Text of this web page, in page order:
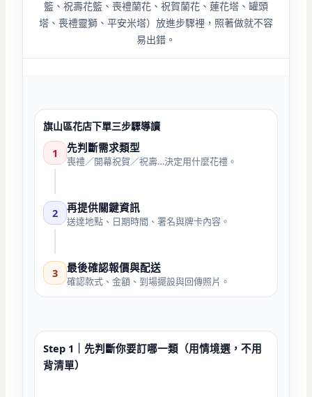
籃、祝壽花籃、喪禮蘭花、祝賀蘭花、蓮花塔、罐頭
塔、喪禮靈獅、平安米塔）放進步驟裡，照著做就不容
易出錯。
旗山區花店下單三步驟導讀
1 先判斷需求類型
喪禮／開幕祝賀／祝壽…決定用什麼花禮。
2 再提供關鍵資訊
送達地點、日期時間、署名與牌卡內容。
3 最後確認報價與配送
確認款式、金額、到場擺設與回傳照片。
Step 1｜先判斷你要訂哪一類（用情境選，不用
背清單）